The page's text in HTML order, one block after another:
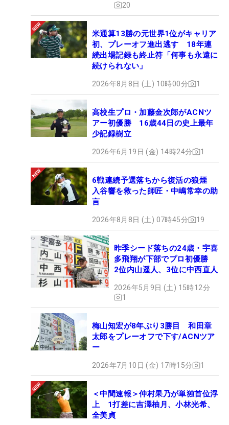
20
米通算13勝の元世界1位がキャリア
初、プレーオフ進出逃す 18年連
続出場記録も終止符「何事も永遠に
続けられない」
2026年8月8日 (土) 10時00分 1
高校生プロ・加藤金次郎がACNツ
アー初優勝 16歳44日の史上最年
少記録樹立
2026年6月19日 (金) 14時24分 1
6戦連続予選落ちから復活の狼煙
入谷響を救った師匠・中嶋常幸の助
言
2026年8月8日 (土) 07時45分 19
昨季シード落ちの24歳・宇喜
多飛翔が下部でプロ初優勝
2位内山遥人、3位に中西直人
2026年5月9日 (土) 15時12分
1
梅山知宏が8年ぶり3勝目 和田章
太郎をプレーオフで下す/ACNツア
ー
2026年7月10日 (金) 17時15分 1
＜中間速報＞仲村果乃が単独首位浮
上 1打差に吉澤柚月、小林光希、
全美貞